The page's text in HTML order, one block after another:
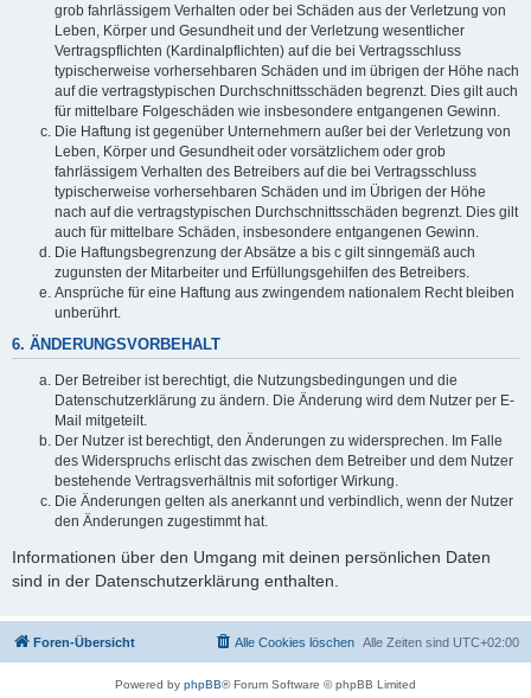
grob fahrlässigem Verhalten oder bei Schäden aus der Verletzung von
Leben, Körper und Gesundheit und der Verletzung wesentlicher
Vertragspflichten (Kardinalpflichten) auf die bei Vertragsschluss
typischerweise vorhersehbaren Schäden und im übrigen der Höhe nach
auf die vertragstypischen Durchschnittsschäden begrenzt. Dies gilt auch
für mittelbare Folgeschäden wie insbesondere entgangenen Gewinn.
Die Haftung ist gegenüber Unternehmern außer bei der Verletzung von
Leben, Körper und Gesundheit oder vorsätzlichem oder grob
fahrlässigem Verhalten des Betreibers auf die bei Vertragsschluss
typischerweise vorhersehbaren Schäden und im Übrigen der Höhe
nach auf die vertragstypischen Durchschnittsschäden begrenzt. Dies gilt
auch für mittelbare Schäden, insbesondere entgangenen Gewinn.
Die Haftungsbegrenzung der Absätze a bis c gilt sinngemäß auch
zugunsten der Mitarbeiter und Erfüllungsgehilfen des Betreibers.
Ansprüche für eine Haftung aus zwingendem nationalem Recht bleiben
unberührt.
6. ÄNDERUNGSVORBEHALT
Der Betreiber ist berechtigt, die Nutzungsbedingungen und die
Datenschutzerklärung zu ändern. Die Änderung wird dem Nutzer per E-
Mail mitgeteilt.
Der Nutzer ist berechtigt, den Änderungen zu widersprechen. Im Falle
des Widerspruchs erlischt das zwischen dem Betreiber und dem Nutzer
bestehende Vertragsverhältnis mit sofortiger Wirkung.
Die Änderungen gelten als anerkannt und verbindlich, wenn der Nutzer
den Änderungen zugestimmt hat.
Informationen über den Umgang mit deinen persönlichen Daten
sind in der Datenschutzerklärung enthalten.
Foren-Übersicht Alle Zeiten sind UTC+02:00
Alle Cookies löschen
Powered by phpBB® Forum Software © phpBB Limited